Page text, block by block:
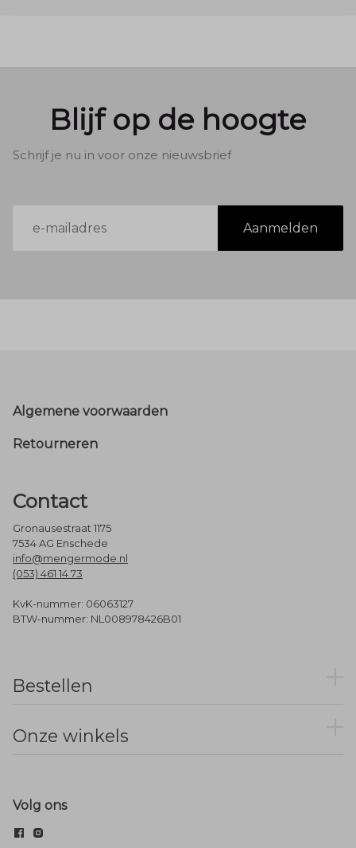
Blijf op de hoogte
Schrijf je nu in voor onze nieuwsbrief
mailadres
Aanmelden
Footer
Algemene voorwaarden
Retourneren
Contact
Gronausestraat 1175
7534 AG Enschede
info@mengermode.nl
(053) 461 14 73
KvK-nummer: 06063127
BTW-nummer: NL008978426B01
Bestellen
Onze winkels
Volg ons